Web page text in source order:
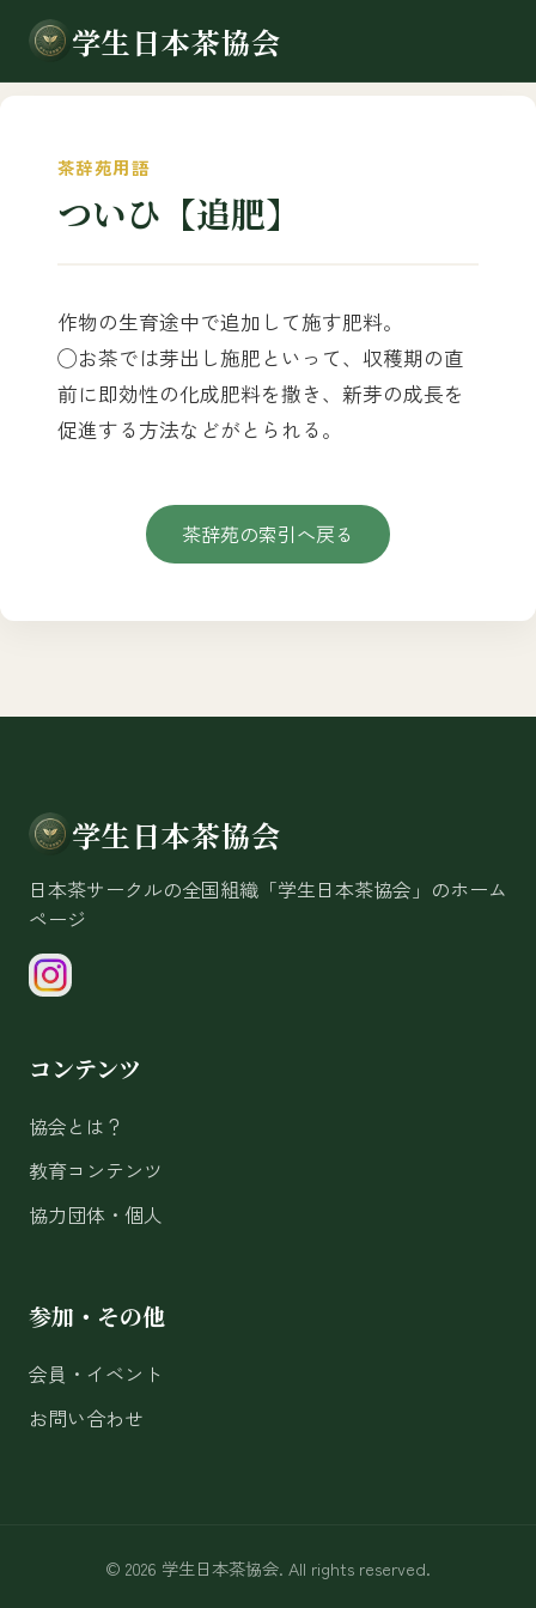
学生日本茶協会
茶辞苑用語
ついひ【追肥】
作物の生育途中で追加して施す肥料。
◯お茶では芽出し施肥といって、収穫期の直
前に即効性の化成肥料を撒き、新芽の成長を
促進する方法などがとられる。
茶辞苑の索引へ戻る
学生日本茶協会
日本茶サークルの全国組織「学生日本茶協会」のホーム
ページ
コンテンツ
協会とは？
教育コンテンツ
協力団体・個人
参加・その他
会員・イベント
お問い合わせ
© 2026 学生日本茶協会. All rights reserved.